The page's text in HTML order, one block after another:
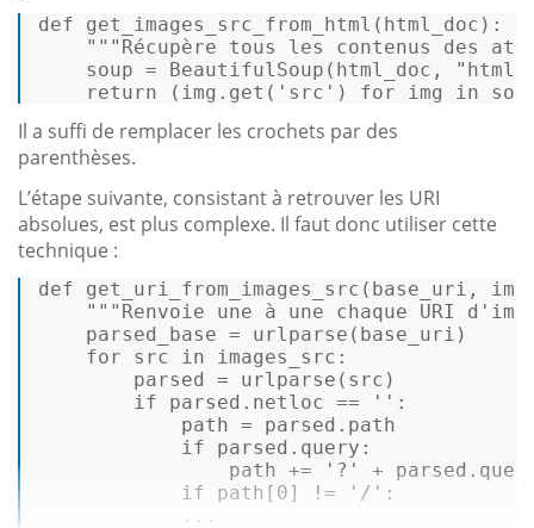
def get_images_src_from_html ( html_doc
"""Récupère tous les contenus des
soup = BeautifulSoup(html_doc,
return (img.get( 'src' ) for img in
Il a suffi de remplacer les crochets par des
parenthèses.
L’étape suivante, consistant à retrouver les URI
absolues, est plus complexe. Il faut donc utiliser cette
technique :
def get_uri_from_images_src ( base_uri,
"""Renvoie une à une chaque URI
parsed_base = urlparse(base_uri)
for src in images_src:
parsed = urlparse(src)
if parsed.netloc == '' :
path = parsed.path
if parsed.query:
path +=
'?'
+
if path[ 0] != '/' :
...